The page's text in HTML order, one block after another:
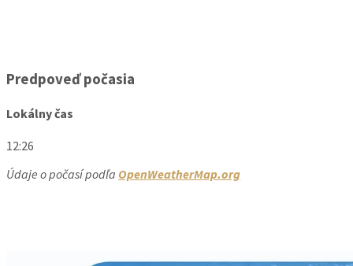
Predpoveď počasia
Lokálny čas
12:26
Údaje o počasí podľa OpenWeatherMap.org